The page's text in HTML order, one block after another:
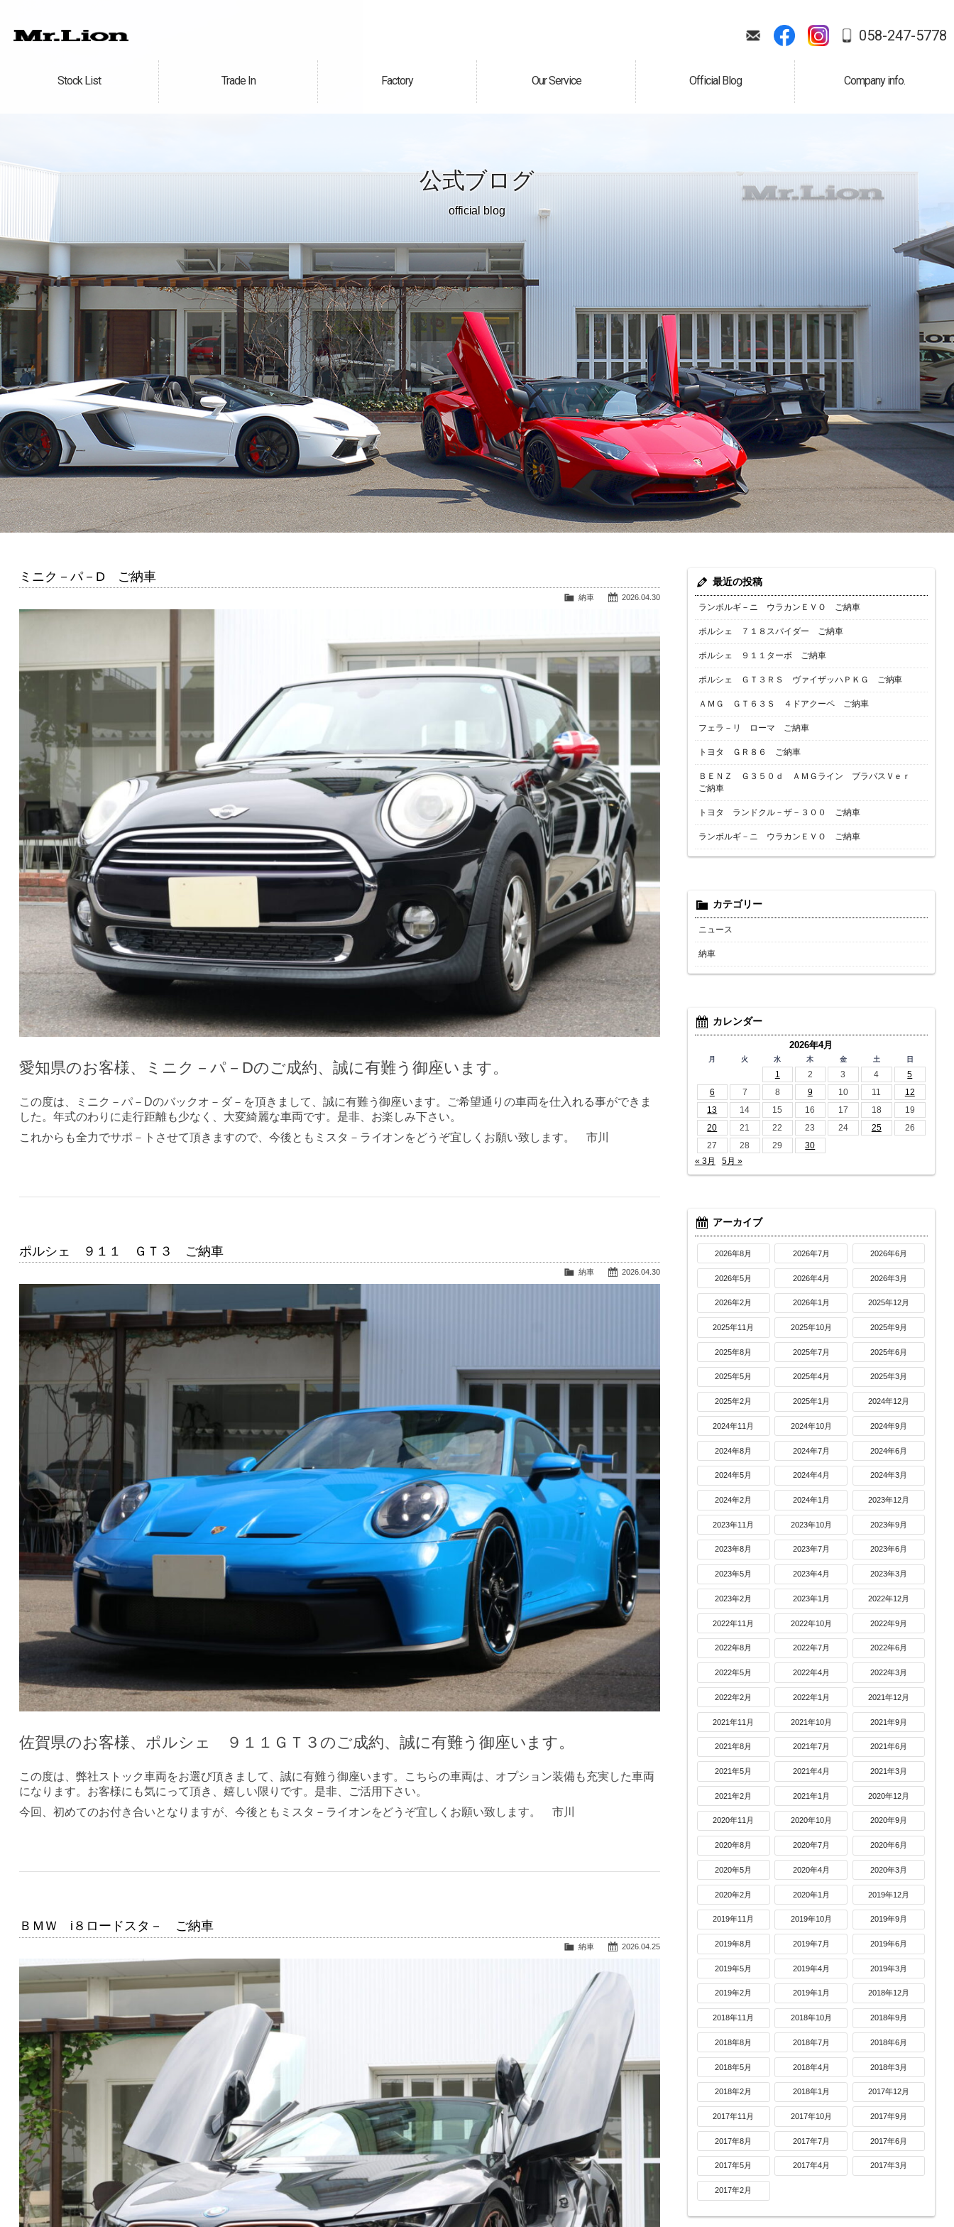
058-247-5778
Stock List
在庫車情報 Trade In
買取無料査定 Factory
自社工場 Our Service
サービス案内 Official Blog
公式ブログ Company info.
会社案内
公式ブログ
official blog
ミニク－パ－D ご納車
2026.04.30
納車
愛知県のお客様、ミニク－パ－Dのご成約、誠に有難う御座います。
この度は、ミニク－パ－Dのバックオ－ダ－を頂きまして、誠に有難う御座います。ご希望通りの車両を仕入れる事ができま
した。年式のわりに走行距離も少なく、大変綺麗な車両です。是非、お楽しみ下さい。
これからも全力でサポ－トさせて頂きますので、今後ともミスタ－ライオンをどうぞ宜しくお願い致します。 市川
ポルシェ ９１１ ＧＴ３ ご納車
2026.04.30
納車
佐賀県のお客様、ポルシェ ９１１ＧＴ３のご成約、誠に有難う御座います。
この度は、弊社ストック車両をお選び頂きまして、誠に有難う御座います。こちらの車両は、オプション装備も充実した車両
になります。お客様にも気にって頂き、嬉しい限りです。是非、ご活用下さい。
今回、初めてのお付き合いとなりますが、今後ともミスタ－ライオンをどうぞ宜しくお願い致します。 市川
ＢＭＷ i８ロードスタ－ ご納車
2026.04.25
納車
最近の投稿
ランボルギ－ニ ウラカンＥＶＯ ご納車
ポルシェ ７１８スパイダー ご納車
ポルシェ ９１１ターボ ご納車
ポルシェ ＧＴ３ＲＳ ヴァイザッハＰＫＧ ご納車
ＡＭＧ ＧＴ６３Ｓ ４ドアクーペ ご納車
フェラ－リ ローマ ご納車
トヨタ ＧＲ８６ ご納車
ＢＥＮＺ Ｇ３５０ｄ ＡＭＧライン ブラバスＶｅｒ
ご納車
トヨタ ランドクル－ザ－３００ ご納車
ランボルギ－ニ ウラカンＥＶＯ ご納車
カテゴリー
ニュース
納車
カレンダー
2026年4月
月 火 水 木 金 土 日
1 2 3 4
5
6
7 8 9 10 11
12
13
14 15 16 17 18
19
20
21 22 23 24 25
26
27
28 29
30
« 3月
5月 »
アーカイブ
2026年8月 2026年7月 2026年6月
2026年5月 2026年4月 2026年3月
2026年2月 2026年1月 2025年12月
2025年11月 2025年10月 2025年9月
2025年8月 2025年7月 2025年6月
2025年5月 2025年4月 2025年3月
2025年2月 2025年1月 2024年12月
2024年11月 2024年10月 2024年9月
2024年8月 2024年7月 2024年6月
2024年5月 2024年4月 2024年3月
2024年2月 2024年1月 2023年12月
2023年11月 2023年10月 2023年9月
2023年8月 2023年7月 2023年6月
2023年5月 2023年4月 2023年3月
2023年2月 2023年1月 2022年12月
2022年11月 2022年10月 2022年9月
2022年8月 2022年7月 2022年6月
2022年5月 2022年4月 2022年3月
2022年2月 2022年1月 2021年12月
2021年11月 2021年10月 2021年9月
2021年8月 2021年7月 2021年6月
2021年5月 2021年4月 2021年3月
2021年2月 2021年1月 2020年12月
2020年11月 2020年10月 2020年9月
2020年8月 2020年7月 2020年6月
2020年5月 2020年4月 2020年3月
2020年2月 2020年1月 2019年12月
2019年11月 2019年10月 2019年9月
2019年8月 2019年7月 2019年6月
2019年5月 2019年4月 2019年3月
2019年2月 2019年1月 2018年12月
2018年11月 2018年10月 2018年9月
2018年8月 2018年7月 2018年6月
2018年5月 2018年4月 2018年3月
2018年2月 2018年1月 2017年12月
2017年11月 2017年10月 2017年9月
2017年8月 2017年7月 2017年6月
2017年5月 2017年4月 2017年3月
2017年2月